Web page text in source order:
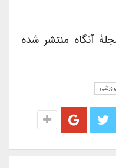
آنگاه منتشر شده